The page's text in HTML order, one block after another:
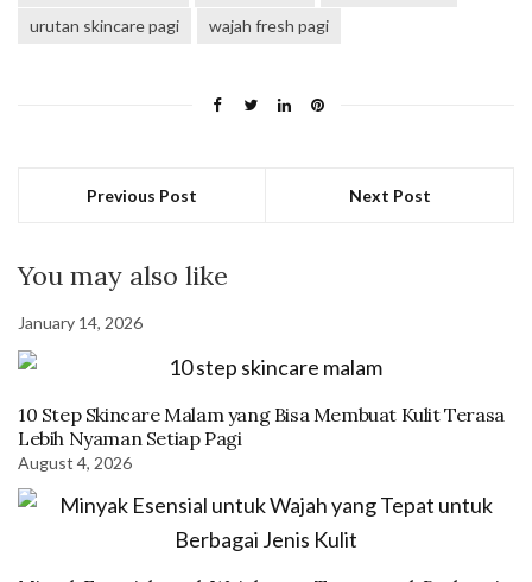
urutan skincare pagi
wajah fresh pagi
Previous Post Next Post
You may also like
January 14, 2026
10 Step Skincare Malam yang Bisa Membuat Kulit Terasa
Lebih Nyaman Setiap Pagi
August 4, 2026